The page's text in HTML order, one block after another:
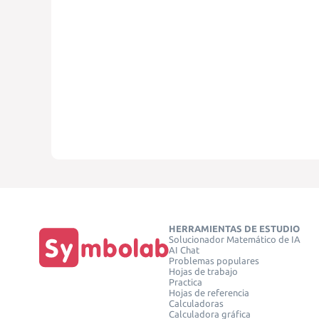
HERRAMIENTAS DE ESTUDIO
Solucionador Matemático de IA
AI Chat
Problemas populares
Hojas de trabajo
Practica
Hojas de referencia
Calculadoras
Calculadora gráfica